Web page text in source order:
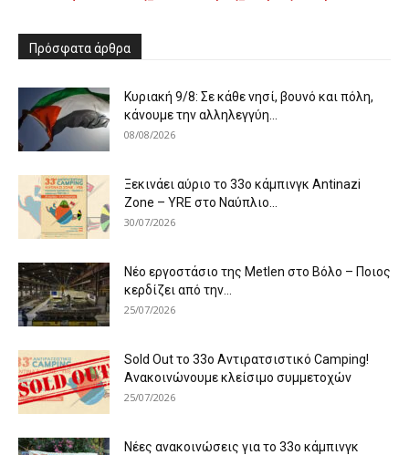
Πρόσφατα άρθρα
Κυριακή 9/8: Σε κάθε νησί, βουνό και πόλη,
κάνουμε την αλληλεγγύη...
08/08/2026
Ξεκινάει αύριο το 33ο κάμπινγκ Antinazi
Zone – YRE στο Ναύπλιο...
30/07/2026
Νέο εργοστάσιο της Metlen στο Βόλο – Ποιος
κερδίζει από την...
25/07/2026
Sold Out το 33ο Αντιρατσιστικό Camping!
Ανακοινώνουμε κλείσιμο συμμετοχών
25/07/2026
Νέες ανακοινώσεις για το 33ο κάμπινγκ